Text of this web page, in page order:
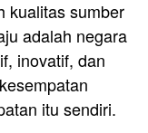
kualitas sumber
adalah negara
inovatif, dan
itu sendiri.